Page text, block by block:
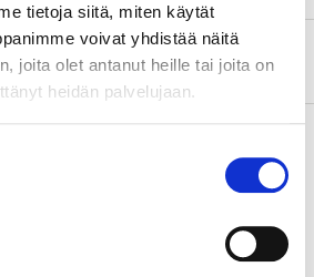
tietoja siitä, miten käytät
voivat yhdistää näitä
joita olet antanut heille tai joita on
heidän palvelujaan.